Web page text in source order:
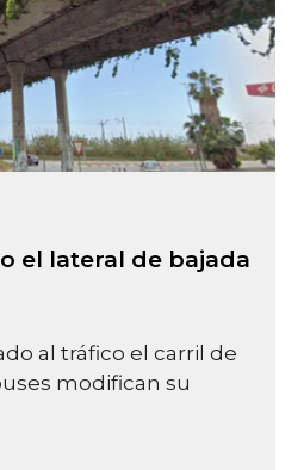
el lateral de bajada
al tráfico el carril de
modifican su